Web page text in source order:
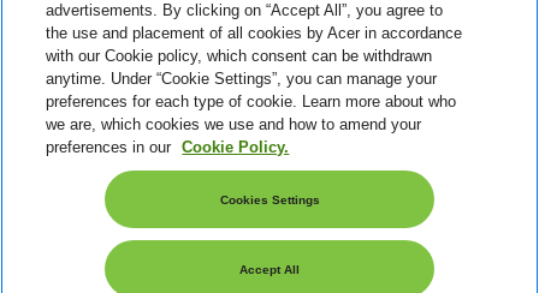
Marc Lechtenfeld
Senior PR Berater
at FAKTOR 3 AG
m.lechtenfeld@faktor3.de
advertisements. By clicking on “Accept All”, you agree to
the use and placement of all cookies by Acer in accordance
with our Cookie policy, which consent can be withdrawn
anytime. Under “Cookie Settings”, you can manage your
preferences for each type of cookie. Learn more about who
we are, which cookies we use and how to amend your
preferences in our
Cookie Policy.
Cookies Settings
Accept All